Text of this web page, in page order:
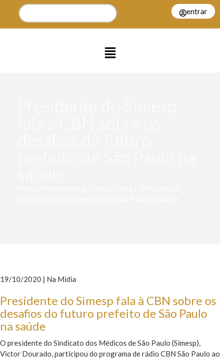
entrar
19/10/2020 | Na Mídia
Presidente do Simesp fala à CBN sobre os
desafios do futuro prefeito de São Paulo
na saúde
O presidente do Sindicato dos Médicos de São Paulo (Simesp),
Victor Dourado, participou do programa de rádio CBN São Paulo ao